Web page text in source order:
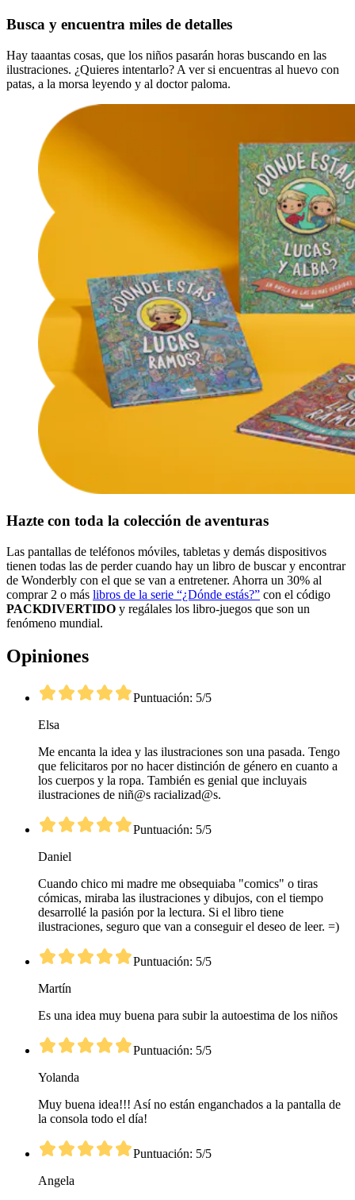
Busca y encuentra miles de detalles
Hay taaantas cosas, que los niños pasarán horas buscando en las
ilustraciones. ¿Quieres intentarlo? A ver si encuentras al huevo con
patas, a la morsa leyendo y al doctor paloma.
Hazte con toda la colección de aventuras
Las pantallas de teléfonos móviles, tabletas y demás dispositivos
tienen todas las de perder cuando hay un libro de buscar y encontrar
de Wonderbly con el que se van a entretener. Ahorra un 30% al
comprar 2 o más libros de la serie “¿Dónde estás?” con el código
PACKDIVERTIDO y regálales los libro-juegos que son un
fenómeno mundial.
Opiniones
Puntuación: 5/5
Elsa
Me encanta la idea y las ilustraciones son una pasada. Tengo
que felicitaros por no hacer distinción de género en cuanto a
los cuerpos y la ropa. También es genial que incluyais
ilustraciones de niñ@s racializad@s.
Puntuación: 5/5
Daniel
Cuando chico mi madre me obsequiaba "comics" o tiras
cómicas, miraba las ilustraciones y dibujos, con el tiempo
desarrollé la pasión por la lectura. Si el libro tiene
ilustraciones, seguro que van a conseguir el deseo de leer. =)
Puntuación: 5/5
Martín
Es una idea muy buena para subir la autoestima de los niños
Puntuación: 5/5
Yolanda
Muy buena idea!!! Así no están enganchados a la pantalla de
la consola todo el día!
Puntuación: 5/5
Angela